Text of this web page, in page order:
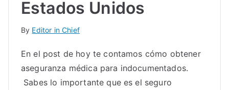
Estados Unidos
By Editor in Chief
En el post de hoy te contamos cómo obtener
aseguranza médica para indocumentados.
Sabes lo importante que es el seguro